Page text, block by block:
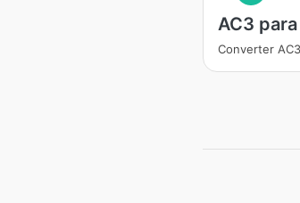
AC3
Converter